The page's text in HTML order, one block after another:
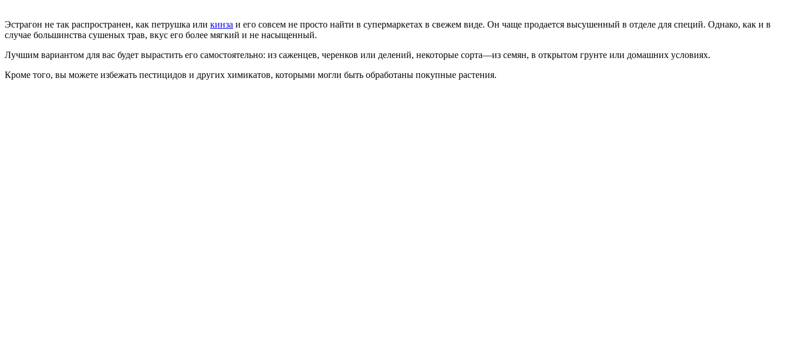
Эстрагон не так распространен, как петрушка или кинза и его совсем не просто найти в супермаркетах в свежем виде. Он чаще продается высушенный в отделе для специй. Однако, как и в
случае большинства сушеных трав, вкус его более мягкий и не насыщенный.
Лучшим вариантом для вас будет вырастить его самостоятельно: из саженцев, черенков или делений, некоторые сорта—из семян, в открытом грунте или домашних условиях.
Кроме того, вы можете избежать пестицидов и других химикатов, которыми могли быть обработаны покупные растения.